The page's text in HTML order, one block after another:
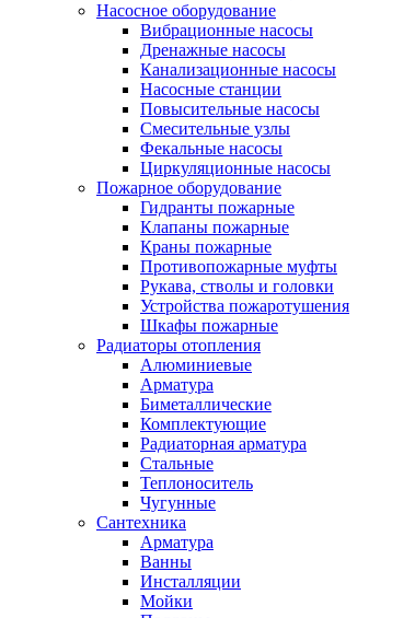
Насосное оборудование
Вибрационные насосы
Дренажные насосы
Канализационные насосы
Насосные станции
Повысительные насосы
Смесительные узлы
Фекальные насосы
Циркуляционные насосы
Пожарное оборудование
Гидранты пожарные
Клапаны пожарные
Краны пожарные
Противопожарные муфты
Рукава, стволы и головки
Устройства пожаротушения
Шкафы пожарные
Радиаторы отопления
Алюминиевые
Арматура
Биметаллические
Комплектующие
Радиаторная арматура
Стальные
Теплоноситель
Чугунные
Сантехника
Арматура
Ванны
Инсталляции
Мойки